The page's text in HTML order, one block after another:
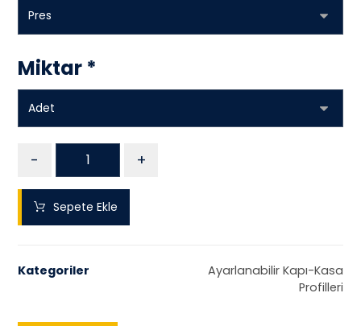
Miktar *
- +
Sepete Ekle
Kategoriler
Ayarlanabilir Kapı-Kasa
Profilleri